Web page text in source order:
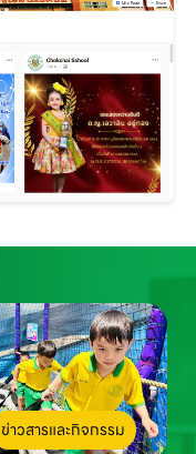
ข่าวสารและกิจกรรม